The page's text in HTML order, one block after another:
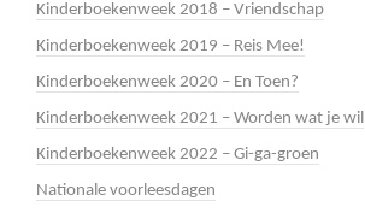
Kinderboekenweek 2018 – Vriendschap
Kinderboekenweek 2019 – Reis Mee!
Kinderboekenweek 2020 – En Toen?
Kinderboekenweek 2021 – Worden wat je wil
Kinderboekenweek 2022 – Gi-ga-groen
Nationale voorleesdagen